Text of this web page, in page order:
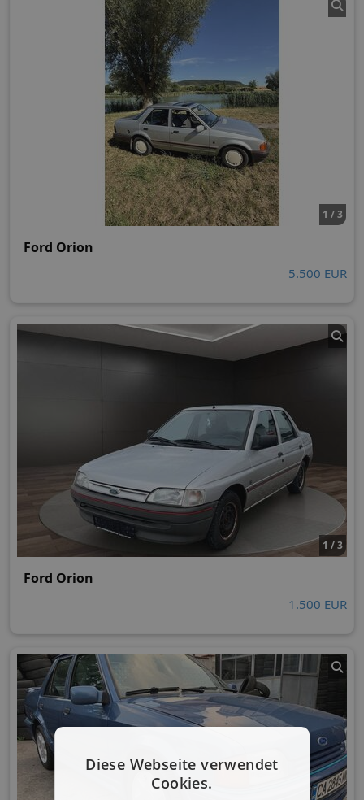
1 / 3
Ford Orion
5.500 EUR
1 / 3
Ford Orion
1.500 EUR
Diese Webseite verwendet
Cookies.